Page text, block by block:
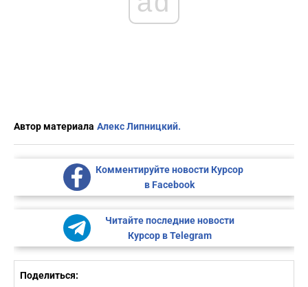
Автор материала Алекс Липницкий.
Комментируйте новости Курсор
в Facebook
Читайте последние новости
Курсор в Telegram
Поделиться: